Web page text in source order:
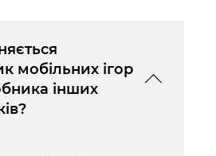
мобільних ігор
інших